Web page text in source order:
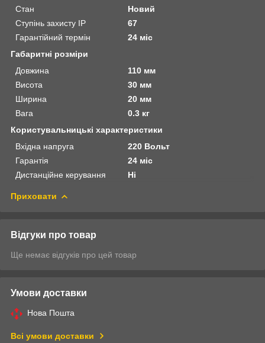
Стан
Новий
Ступінь захисту IP
67
Гарантійний термін
24 міс
Габаритні розміри
Довжина
110 мм
Висота
30 мм
Ширина
20 мм
Вага
0.3 кг
Користувальницькі характеристики
Вхідна напруга
220 Вольт
Гарантія
24 міс
Дистанційне керування
Ні
Приховати
Відгуки про товар
Ще немає відгуків про цей товар
Умови доставки
Нова Пошта
Всі умови доставки